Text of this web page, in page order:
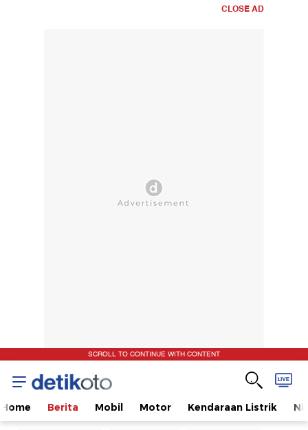
CLOSE AD
SCROLL TO CONTINUE WITH CONTENT
Home Berita Mobil Motor Kendaraan Listrik